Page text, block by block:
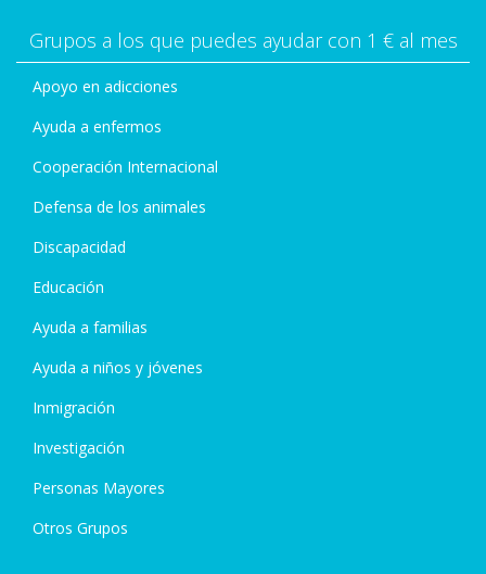
Grupos a los que puedes ayudar con 1 € al mes
Apoyo en adicciones
Ayuda a enfermos
Cooperación Internacional
Defensa de los animales
Discapacidad
Educación
Ayuda a familias
Ayuda a niños y jóvenes
Inmigración
Investigación
Personas Mayores
Otros Grupos